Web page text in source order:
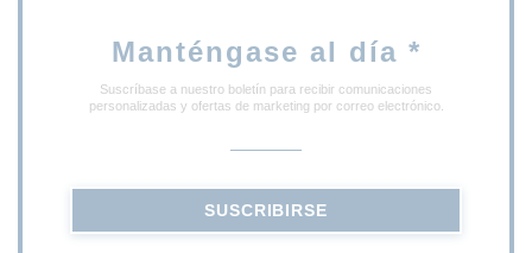
Manténgase al día *
Suscríbase a nuestro boletín para recibir comunicaciones
personalizadas y ofertas de marketing por correo electrónico.
SUSCRIBIRSE